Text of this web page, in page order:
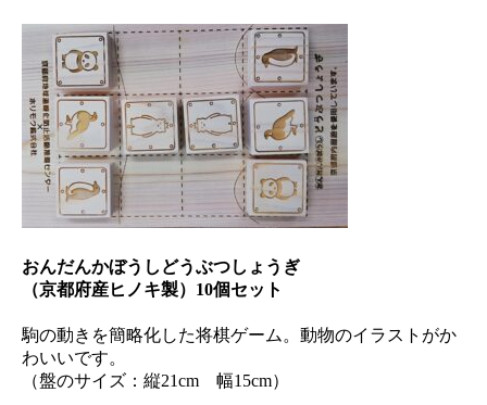
おんだんかぼうしどうぶつしょうぎ
（京都府産ヒノキ製）10個セット
駒の動きを簡略化した将棋ゲーム。動物のイラストがか
わいいです。
（盤のサイズ：縦21cm 幅15cm）